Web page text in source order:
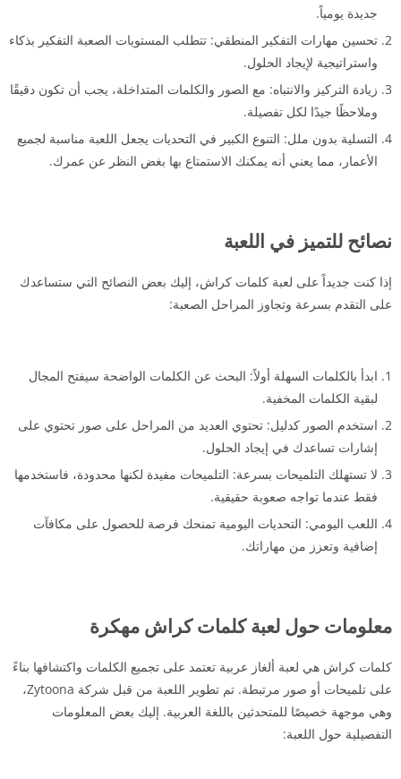
جديدة يومياً.
تحسين مهارات التفكير المنطقي: تتطلب المستويات الصعبة التفكير بذكاء
واستراتيجية لإيجاد الحلول.
زيادة التركيز والانتباه: مع الصور والكلمات المتداخلة، يجب أن تكون دقيقًا
وملاحظًا جيدًا لكل تفصيلة.
التسلية بدون ملل: التنوع الكبير في التحديات يجعل اللعبة مناسبة لجميع
الأعمار، مما يعني أنه يمكنك الاستمتاع بها بغض النظر عن عمرك.
نصائح للتميز في اللعبة
إذا كنت جديداً على لعبة كلمات كراش، إليك بعض النصائح التي ستساعدك
على التقدم بسرعة وتجاوز المراحل الصعبة:
ابدأ بالكلمات السهلة أولاً: البحث عن الكلمات الواضحة سيفتح المجال
لبقية الكلمات المخفية.
استخدم الصور كدليل: تحتوي العديد من المراحل على صور تحتوي على
إشارات تساعدك في إيجاد الحلول.
لا تستهلك التلميحات بسرعة: التلميحات مفيدة لكنها محدودة، فاستخدمها
فقط عندما تواجه صعوبة حقيقية.
اللعب اليومي: التحديات اليومية تمنحك فرصة للحصول على مكافآت
إضافية وتعزز من مهاراتك.
معلومات حول لعبة كلمات كراش مهكرة
كلمات كراش هي لعبة ألغاز عربية تعتمد على تجميع الكلمات واكتشافها بناءً
على تلميحات أو صور مرتبطة. تم تطوير اللعبة من قبل شركة Zytoona،
وهي موجهة خصيصًا للمتحدثين باللغة العربية. إليك بعض المعلومات
التفصيلية حول اللعبة: